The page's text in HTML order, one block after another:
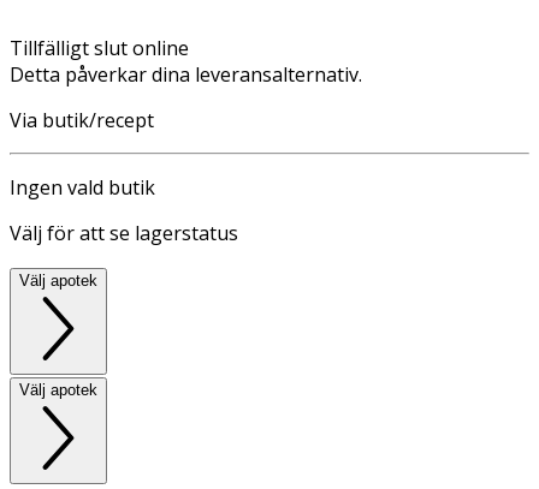
Tillfälligt slut online
Detta påverkar dina leveransalternativ.
Via butik/recept
Ingen vald butik
Välj för att se lagerstatus
Välj apotek
Välj apotek